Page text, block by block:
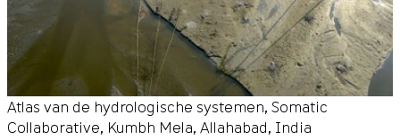
Atlas van de hydrologische systemen, Somatic
Collaborative, Kumbh Mela, Allahabad, India